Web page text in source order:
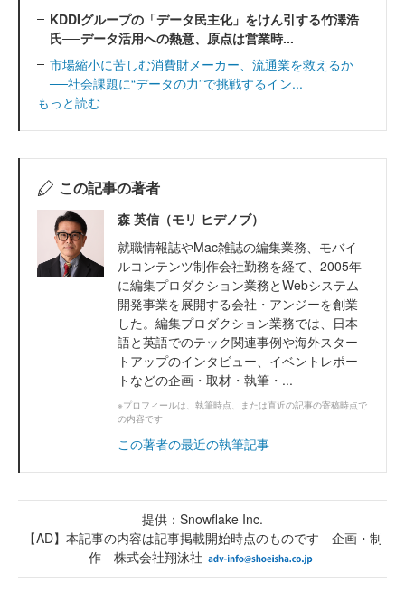
KDDIグループの「データ民主化」をけん引する竹澤浩
氏──データ活用への熱意、原点は営業時...
市場縮小に苦しむ消費財メーカー、流通業を救えるか
──社会課題に“データの力”で挑戦するイン...
もっと読む
この記事の著者
森 英信（モリ ヒデノブ）
就職情報誌やMac雑誌の編集業務、モバイ
ルコンテンツ制作会社勤務を経て、2005年
に編集プロダクション業務とWebシステム
開発事業を展開する会社・アンジーを創業
した。編集プロダクション業務では、日本
語と英語でのテック関連事例や海外スター
トアップのインタビュー、イベントレポー
トなどの企画・取材・執筆・...
※プロフィールは、執筆時点、または直近の記事の寄稿時点で
の内容です
この著者の最近の執筆記事
提供：Snowflake Inc.
【AD】本記事の内容は記事掲載開始時点のものです 企画・制
作 株式会社翔泳社